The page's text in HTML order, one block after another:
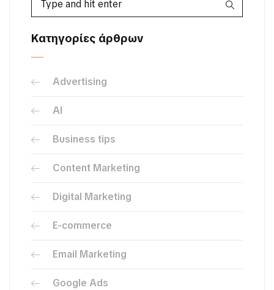
Κατηγορίες άρθρων
Advertising
AI
Business tips
Content Marketing
Digital Marketing
E-commerce
Email Marketing
Google Ads